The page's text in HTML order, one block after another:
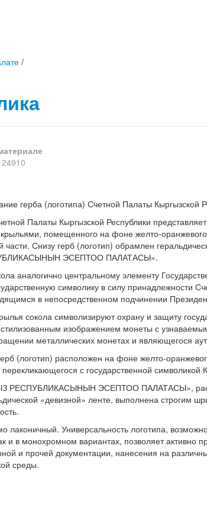
/
герба (логотипа) Счетной Палаты Кыргызской
Палаты Кыргызской Республики
помещенного на фоне желто-оранжевого
части. Снизу герб (логотип) обрамлен
ЭСЕПТОО ПАЛАТАСЫ».
аналогично центральному элементу
символику в силу принадлежности
в непосредственном подчинении
сокола символизируют охрану и защиту
стилизованным изображением монеты с
металлических монетах и являющегося
(логотип) расположен на фоне желто-
с государственной символикой
РЕСПУБЛИКАСЫНЫН ЭСЕПТОО ПАЛАТАСЫ»,
«девизной» ленте, выполнена строгим
лаконичный. Универсальность логотипа,
и в монохромном вариантах, позволяет активно
и прочей документации, нанесения на
среды.